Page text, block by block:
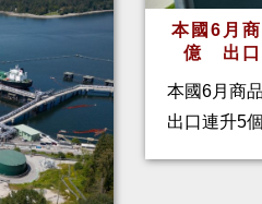
本國6月
億 出口
本國6月商
出口連升5